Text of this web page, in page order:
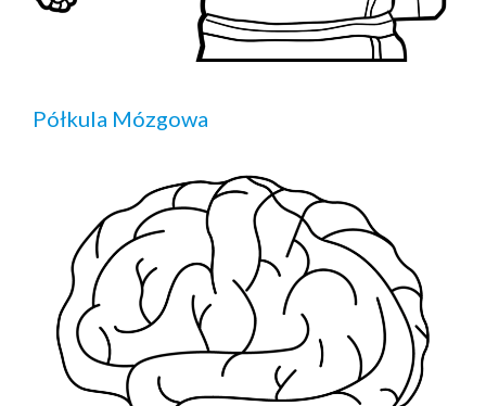
Półkula Mózgowa